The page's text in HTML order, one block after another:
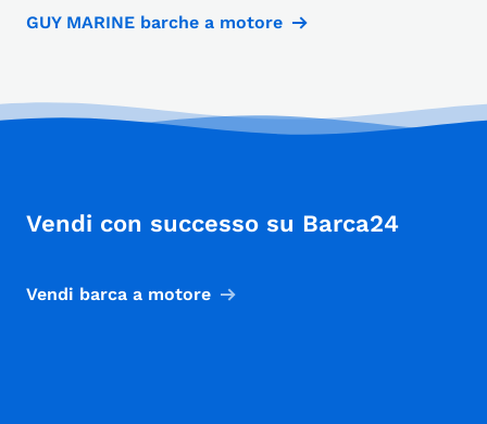
GUY MARINE barche a motore
Vendi con successo su Barca24
Vendi barca a motore